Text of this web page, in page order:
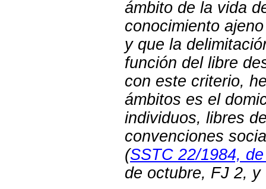
ámbito de la vida
conocimiento
y que la
función del libre
con este criterio,
ámbitos es el
individuos, libres
convenciones
(SSTC 22/1984,
de octubre, FJ 2,